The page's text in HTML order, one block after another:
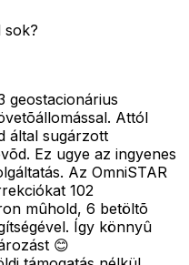
sok?
geostacionárius
Attól
által sugárzott
Ez ugye az ingyenes
Az OmniSTAR
102
mûhold, 6 betöltõ
Így könnyû
😊